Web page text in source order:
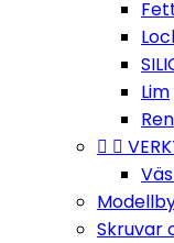
Lim
 
Skruvar